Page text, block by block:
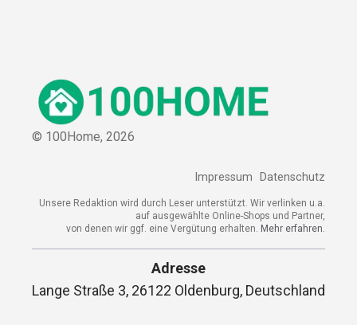
© 100Home, 2026
Impressum Datenschutz
Unsere Redaktion wird durch Leser unterstützt. Wir verlinken u.a.
auf ausgewählte Online-Shops und Partner,
von denen wir ggf. eine Vergütung erhalten. Mehr erfahren.
Adresse
Lange Straße 3, 26122 Oldenburg, Deutschland